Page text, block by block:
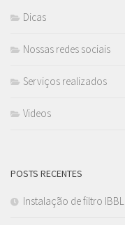
Dicas
Nossas redes sociais
Serviços realizados
Videos
POSTS RECENTES
Instalação de filtro IBBL